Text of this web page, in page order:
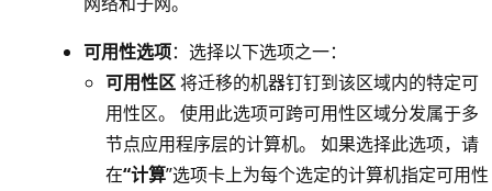
可用性选项：选择以下选项之一：
可用性区将迁移的机器钉钉到该区域内的特定可
用性区。 使用此选项可跨可用性区域分发属于多
节点应用程序层的计算机。 如果选择此选项，请
在“计算”选项卡上为每个选定的计算机指定可用性